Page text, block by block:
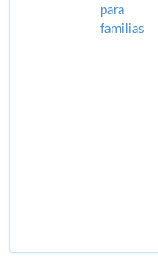
para
familias